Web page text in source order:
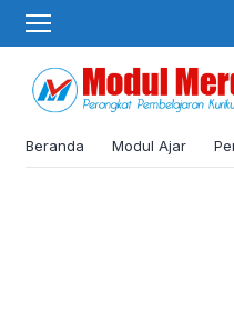
Beranda Modul Ajar